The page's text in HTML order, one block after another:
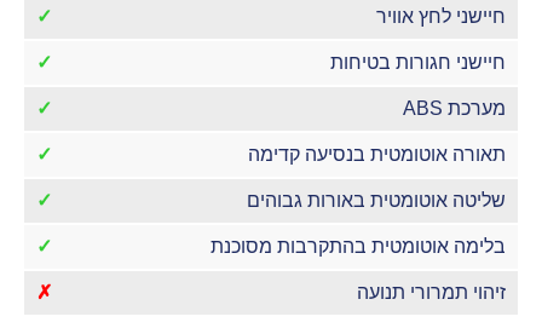
חיישני לחץ אוויר ✓
חיישני חגורות בטיחות ✓
מערכת ABS ✓
תאורה אוטומטית בנסיעה קדימה ✓
שליטה אוטומטית באורות גבוהים ✓
בלימה אוטומטית בהתקרבות מסוכנת ✓
זיהוי תמרורי תנועה ✗